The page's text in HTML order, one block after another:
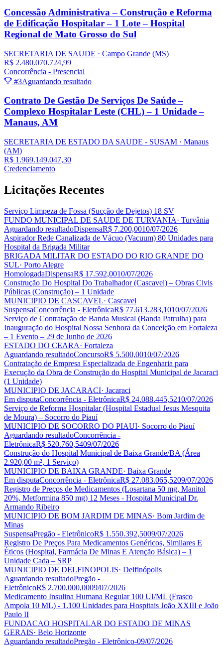
Concessão Administrativa – Construção e Reforma
de Edificação Hospitalar – 1 Lote – Hospital
Regional de Mato Grosso do Sul
SECRETARIA DE SAUDE · Campo Grande (MS)
R$ 2.480.070.724,99
Concorrência - Presencial
#3Aguardando resultado
Contrato De Gestão De Serviços De Saúde –
Complexo Hospitalar Leste (CHL) – 1 Unidade –
Manaus, AM
SECRETARIA DE ESTADO DA SAUDE - SUSAM · Manaus
(AM)
R$ 1.969.149.047,30
Credenciamento
Licitações Recentes
Serviço Limpeza de Fossa (Sucção de Dejetos) 18 SV
FUNDO MUNICIPAL DE SAUDE DE TURVANIA· Turvânia
Aguardando resultadoDispensaR$ 7.200,0010/07/2026
Aspirador Rede Canalizada de Vácuo (Vacuum) 80 Unidades para
Hospital da Brigada Militar
BRIGADA MILITAR DO ESTADO DO RIO GRANDE DO
SUL· Porto Alegre
HomologadaDispensaR$ 17.592,0010/07/2026
Construção Do Hospital Do Trabalhador (Cascavel) – Obras Civis
Públicas (Construção) – 1 Unidade
MUNICIPIO DE CASCAVEL· Cascavel
SuspensaConcorrência - EletrônicaR$ 77.613.283,1010/07/2026
Serviço de Contratação de Banda Musical (Banda Patrulha) para
Inauguração do Hospital Nossa Senhora da Conceição em Fortaleza
– 1 Evento – 29 de Junho de 2026
ESTADO DO CEARA· Fortaleza
Aguardando resultadoConcursoR$ 5.500,0010/07/2026
Contratação de Empresa Especializada de Engenharia para
Execução da Obra de Construção do Hospital Municipal de Jacaraci
(1 Unidade)
MUNICIPIO DE JACARACI· Jacaraci
Em disputaConcorrência - EletrônicaR$ 24.088.445,5210/07/2026
Serviço de Reforma Hospitalar (Hospital Estadual Jesus Mesquita
de Moura) – Socorro do Piauí
MUNICIPIO DE SOCORRO DO PIAUI· Socorro do Piauí
Aguardando resultadoConcorrência -
EletrônicaR$ 520.760,5409/07/2026
Construção do Hospital Municipal de Baixa Grande/BA (Área
2.920,00 m², 1 Serviço)
MUNICIPIO DE BAIXA GRANDE· Baixa Grande
Em disputaConcorrência - EletrônicaR$ 27.083.065,5209/07/2026
Registro de Preços de Medicamentos (Losartana 50 mg, Manitol
20%, Metformina 850 mg) 12 Meses - Hospital Municipal Dr.
Armando Ribeiro
MUNICIPIO DE BOM JARDIM DE MINAS· Bom Jardim de
Minas
SuspensaPregão - EletrônicoR$ 1.550.392,5009/07/2026
Registro De Preços Para Medicamentos Genéricos, Similares E
Éticos (Hospital, Farmácia De Minas E Atenção Básica) – 1
Unidade Cada – SRP
MUNICIPIO DE DELFINOPOLIS· Delfinópolis
Aguardando resultadoPregão -
EletrônicoR$ 2.700.000,0009/07/2026
Medicamento Insulina Humana Regular 100 UI/ML (Frasco
Ampola 10 ML) - 1.100 Unidades para Hospitais João XXIII e João
Paulo II
FUNDACAO HOSPITALAR DO ESTADO DE MINAS
GERAIS· Belo Horizonte
Aguardando resultadoPregão - Eletrônico-09/07/2026